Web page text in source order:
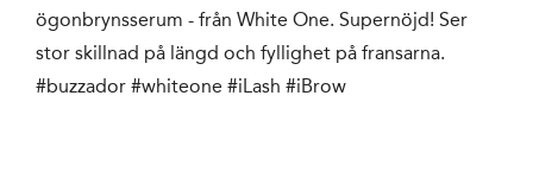
ögonbrynsserum - från White One. Supernöjd! Ser
stor skillnad på längd och fyllighet på fransarna.
#buzzador #whiteone #iLash #iBrow